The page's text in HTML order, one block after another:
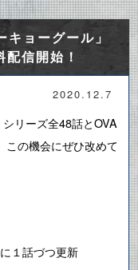
ョーグール」
信開始！
2020.12.7
リーズ全48話とOVA
この機会にぜひ改めて
１話づつ更新